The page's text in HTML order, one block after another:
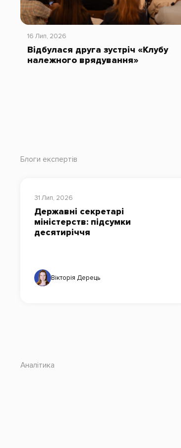
16 Лип, 2026
Відбулася друга зустріч «Клубу
належного врядування»
Блоги експертів
31 Лип, 2026
Державні секретарі
міністерств: підсумки
десятиріччя
Вікторія Дерець
Аналітика